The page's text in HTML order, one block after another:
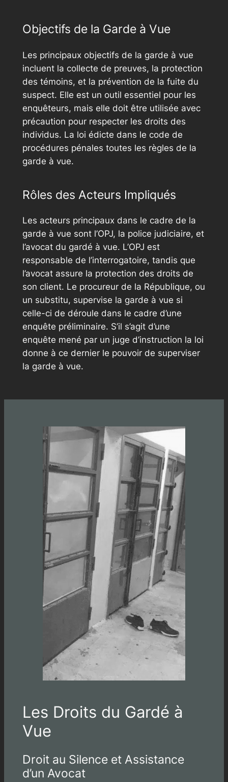
Objectifs de la Garde à Vue
Les principaux objectifs de la garde à vue
incluent la collecte de preuves, la protection
des témoins, et la prévention de la fuite du
suspect. Elle est un outil essentiel pour les
enquêteurs, mais elle doit être utilisée avec
précaution pour respecter les droits des
individus. La loi édicte dans le code de
procédures pénales toutes les règles de la
garde à vue.
Rôles des Acteurs Impliqués
Les acteurs principaux dans le cadre de la
garde à vue sont l’OPJ, la police judiciaire, et
l’avocat du gardé à vue. L’OPJ est
responsable de l’interrogatoire, tandis que
l’avocat assure la protection des droits de
son client. Le procureur de la République, ou
un substitu, supervise la garde à vue si
celle-ci de déroule dans le cadre d’une
enquête préliminaire. S’il s’agit d’une
enquête mené par un juge d’instruction la loi
donne à ce dernier le pouvoir de superviser
la garde à vue.
Les Droits du Gardé à
Vue
Droit au Silence et Assistance
d’un Avocat